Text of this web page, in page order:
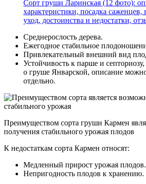
Сорт груши Ларинская (12 фото):
характеристики, посадка
уход, достоинства и недостатки,
Среднерослость дерева.
Ежегодное стабильное
Привлекательный внешний вид
Устойчивость к парше и септориозу,
о груше Январской, описание
отдельно.
Преимуществом сорта груши Кармен
получения стабильного урожая плодов
К недостаткам сорта Кармен относят:
Медленный прирост урожая плодов.
Непригодность плодов к хранению.